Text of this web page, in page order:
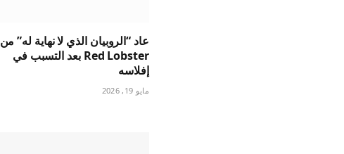
عاد “الروبيان الذي لا نهاية له” من
Red Lobster بعد التسبب في
إفلاسه
مايو 19, 2026